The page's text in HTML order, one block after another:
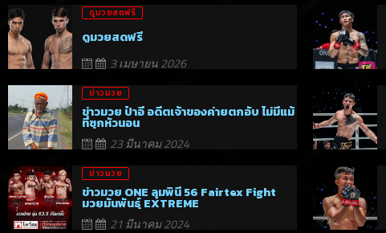
ดูมวยสดฟรี
ดูมวยสดฟรี
3 เมษายน 2026
ข่าวมวย
ข่าวมวย ป๋าอี อดีตเจ้าของค่ายตกอับ ไม่มีแม้
ที่ซุกหัวนอน
23 มีนาคม 2024
ข่าวมวย
ข่าวมวย ONE ลุมพินี 56 Fairtex Fight
มวยมันพันธุ์ EXTREME
21 มีนาคม 2024